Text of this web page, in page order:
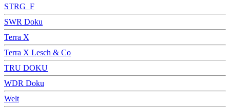
STRG_F
SWR Doku
Terra X
Terra X Lesch & Co
TRU DOKU
WDR Doku
Welt